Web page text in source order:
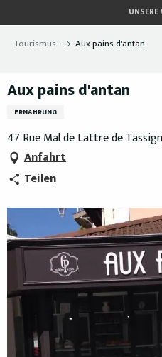
au
contenu
UNSERE
Tourismus Aux pains d'antan
Aux pains d'antan
ERNÄHRUNG
47 Rue Mal de Lattre de
Anfahrt
Teilen